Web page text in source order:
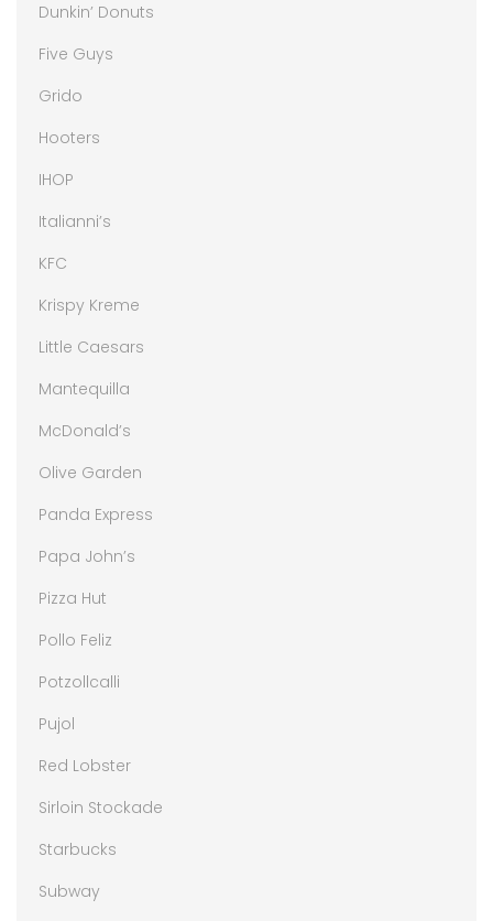
Dunkin’ Donuts
Five Guys
Grido
Hooters
IHOP
Italianni’s
KFC
Krispy Kreme
Little Caesars
Mantequilla
McDonald’s
Olive Garden
Panda Express
Papa John’s
Pizza Hut
Pollo Feliz
Potzollcalli
Pujol
Red Lobster
Sirloin Stockade
Starbucks
Subway